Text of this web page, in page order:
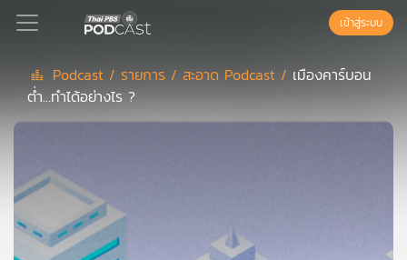
Podcast
ย์
ลิ
สต์
แนะนำ
เข้าสู่ระบบ
Podcast / รายการ /สะอาด Podcast / เมืองคาร์บอน
ต่ำ…ทำได้อย่างไร ?